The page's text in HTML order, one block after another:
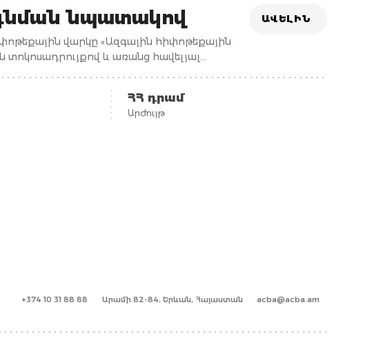
նպատակով
վարկը «Ազգային հիփոթեքային
տոկոսադրույքով և առանց հավելյալ
ԱՎԵԼԻՆ
ՀՀ դրամ
Արժույթ
+374 10 31 88 88 Արամի 82-84, Երևան, Հայաստան acba@acba.am